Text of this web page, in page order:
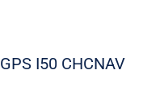
GPS I50 CHCNAV